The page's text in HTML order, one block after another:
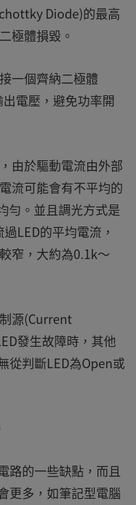
Diode)的最高
極體損毀。
一個齊納二極體
電壓，避免功率開
由於驅動電流由外部
流可能會有不平均的
勻。並且調光方式是
LED的平均電流，
窄，大約為0.1k～
源(Current
發生故障時，其他
從判斷LED為Open或
路的一些缺點，而且
更多，如筆記型電腦